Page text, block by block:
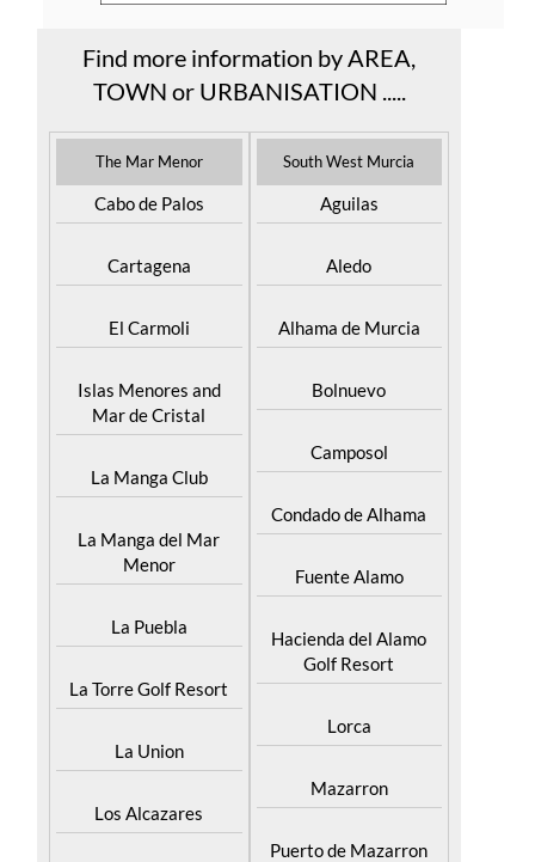
Find more information by AREA,
TOWN or URBANISATION .....
The Mar Menor
Cabo de Palos
Cartagena
El Carmoli
Islas Menores and
Mar de Cristal
La Manga Club
La Manga del Mar
Menor
La Puebla
La Torre Golf Resort
La Union
Los Alcazares
South West Murcia
Aguilas
Aledo
Alhama de Murcia
Bolnuevo
Camposol
Condado de Alhama
Fuente Alamo
Hacienda del Alamo
Golf Resort
Lorca
Mazarron
Puerto de Mazarron